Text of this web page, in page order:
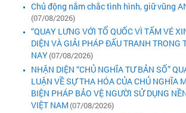
Chủ động nắm chắc tình hình, giữ vũng
(07/08/2026)
“QUAY LƯNG VỚI TỔ QUỐC VÌ TẤM VÉ
DIỆN VÀ GIẢI PHÁP ĐẤU TRANH TRONG
NAY(07/08/2026)
NHẬN DIỆN “CHỦ NGHĨA TƯ BẢN SỐ”
LUẬN VỀ SỰ THA HÓA CỦA CHỦ NGHĨA
BIỆN PHÁP BẢO VỆ NGƯỜI SỬ DỤNG
VIỆT NAM (07/08/2026)